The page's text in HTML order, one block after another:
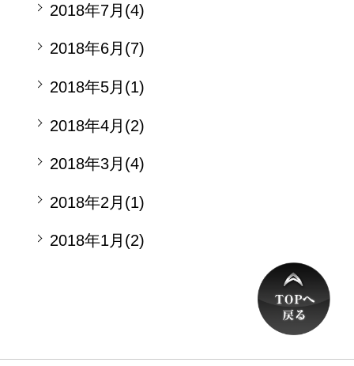
2018年7月(4)
2018年6月(7)
2018年5月(1)
2018年4月(2)
2018年3月(4)
2018年2月(1)
2018年1月(2)